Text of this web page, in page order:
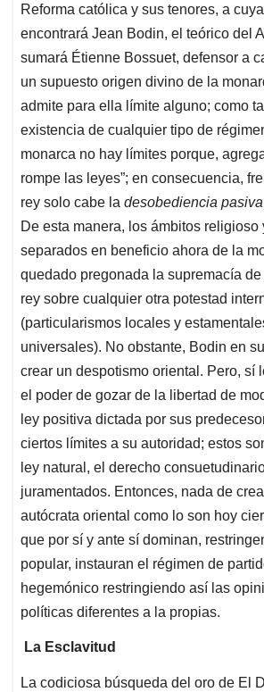
Reforma católica y sus tenores, a
encontrará Jean Bodin, el teórico del
sumará Étienne Bossuet, defensor a
un supuesto origen divino de la
admite para ella límite alguno; como
existencia de cualquier tipo de
monarca no hay límites porque,
rompe las leyes”; en consecuencia,
rey solo cabe la desobediencia pasiva
De esta manera, los ámbitos religioso
separados en beneficio ahora de la
quedado pregonada la supremacía de
rey sobre cualquier otra potestad
(particularismos locales y
universales). No obstante, Bodin en
crear un despotismo oriental. Pero, sí
el poder de gozar de la libertad de
ley positiva dictada por sus
ciertos límites a su autoridad; estos
ley natural, el derecho
juramentados. Entonces, nada de
autócrata oriental como lo son hoy
que por sí y ante sí dominan,
popular, instauran el régimen de
hegemónico restringiendo así las
políticas diferentes a la propias.
La Esclavitud
La codiciosa búsqueda del oro de El